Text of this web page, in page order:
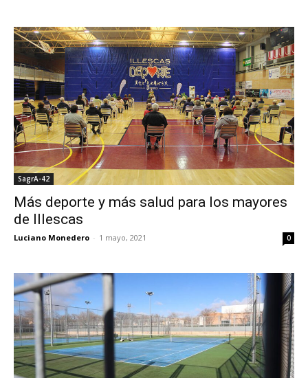
SagrA-42
Más deporte y más salud para los mayores
de Illescas
Luciano Monedero - 1 mayo, 2021 0